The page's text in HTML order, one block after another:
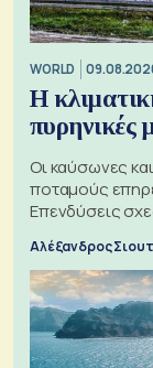
WORLD
Η
πυρηνικές
Οι καύσωνες
ποταμούς
Επενδύσεις
Αλέξανδρος